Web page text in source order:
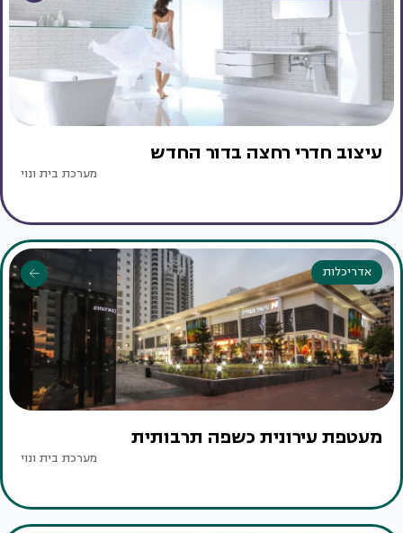
עיצוב חדרי רחצה בדור החדש
מערכת בית ונוי
אדריכלות
מעטפת עירונית כשפה תרבותית
מערכת בית ונוי